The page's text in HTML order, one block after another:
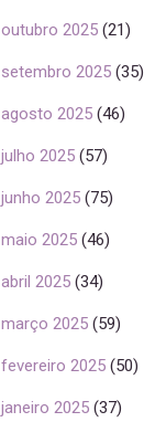
outubro 2025 (21)
setembro 2025 (35)
agosto 2025 (46)
julho 2025 (57)
junho 2025 (75)
maio 2025 (46)
abril 2025 (34)
março 2025 (59)
fevereiro 2025 (50)
janeiro 2025 (37)